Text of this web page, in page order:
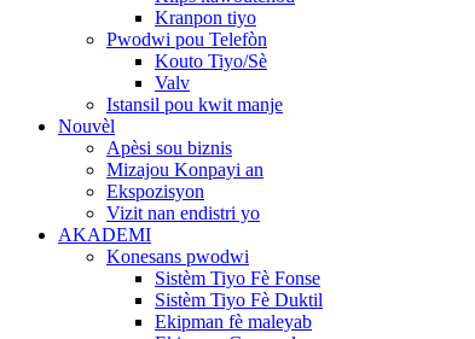
Kranpon tiyo
Pwodwi pou Telefòn
Kouto Tiyo/Sè
Valv
Istansil pou kwit manje
Nouvèl
Apèsi sou biznis
Mizajou Konpayi an
Ekspozisyon
Vizit nan endistri yo
AKADEMI
Konesans pwodwi
Sistèm Tiyo Fè Fonse
Sistèm Tiyo Fè Duktil
Ekipman fè maleyab